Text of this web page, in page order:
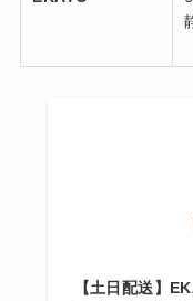
【土日配送】